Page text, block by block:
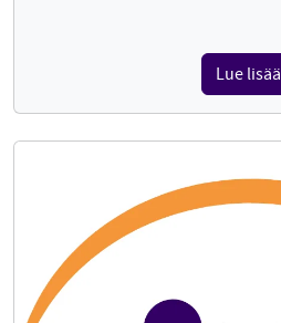
Lue lisää